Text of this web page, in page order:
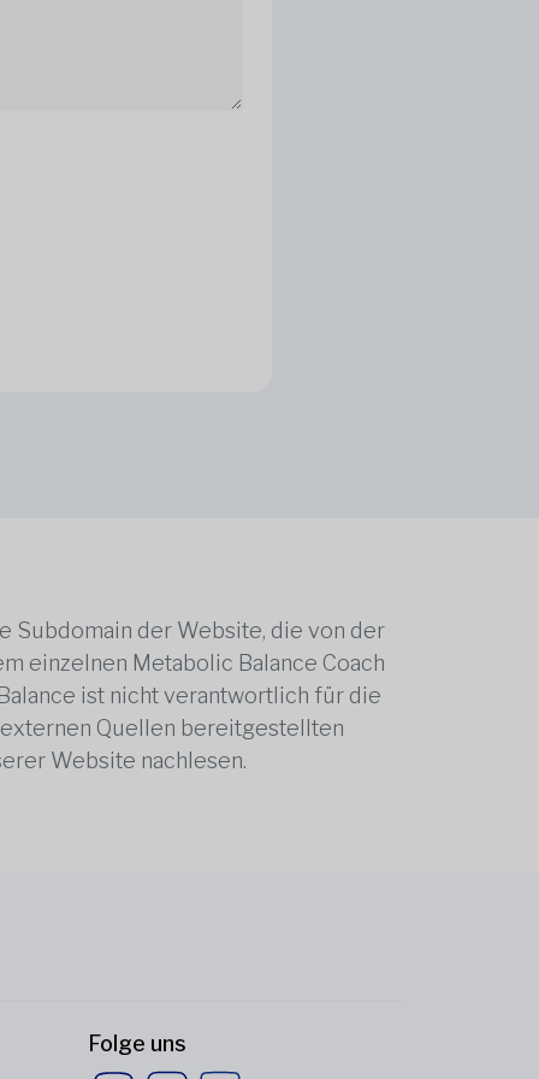
Subdomain der Website, die von der
einzelnen Metabolic Balance Coach
ist nicht verantwortlich für die
Quellen bereitgestellten
Website nachlesen.
Folge uns